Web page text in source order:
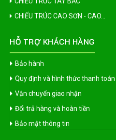
CHIẾU TRÚC CAO SƠN - CAO...
HỖ TRỢ KHÁCH HÀNG
Bảo hành
Quy định và hình thức thanh toán
Vận chuyển giao nhận
Đổi trả hàng và hoàn tiền
Bảo mật thông tin